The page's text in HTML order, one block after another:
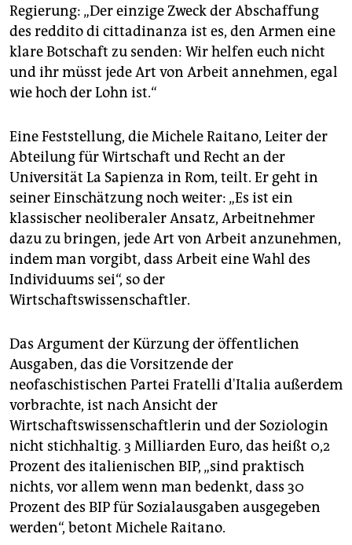
Regierung: „Der einzige Zweck der Abschaffung
des reddito di cittadinanza ist es, den Armen eine
klare Botschaft zu senden: Wir helfen euch nicht
und ihr müsst jede Art von Arbeit annehmen, egal
wie hoch der Lohn ist.“
Eine Feststellung, die Michele Raitano, Leiter der
Abteilung für Wirtschaft und Recht an der
Universität La Sapienza in Rom, teilt. Er geht in
seiner Einschätzung noch weiter: „Es ist ein
klassischer neoliberaler Ansatz, Arbeitnehmer
dazu zu bringen, jede Art von Arbeit anzunehmen,
indem man vorgibt, dass Arbeit eine Wahl des
Individuums sei“, so der
Wirtschaftswissenschaftler.
Das Argument der Kürzung der öffentlichen
Ausgaben, das die Vorsitzende der
neofaschistischen Partei Fratelli d'Italia außerdem
vorbrachte, ist nach Ansicht der
Wirtschaftswissenschaftlerin und der Soziologin
nicht stichhaltig. 3 Milliarden Euro, das heißt 0,2
Prozent des italienischen BIP, „sind praktisch
nichts, vor allem wenn man bedenkt, dass 30
Prozent des BIP für Sozialausgaben ausgegeben
werden“, betont Michele Raitano.